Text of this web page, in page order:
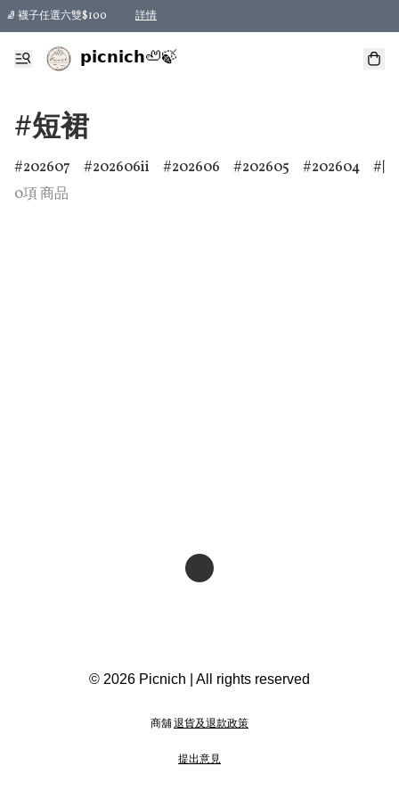
🧦 襪子任選六雙$100 詳情
𝗽𝗶𝗰𝗻𝗶𝗰𝗵🦥🍃
#短裙
202607 202606ii 202606 202605 202604
0項 商品
© 2026 Picnich | All rights reserved
商舖退貨及退款政策
提出意見